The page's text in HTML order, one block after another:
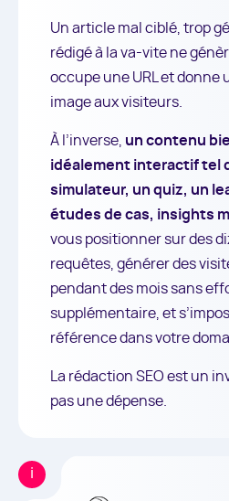
Un article mal ciblé, trop
rédigé à la va-vite ne
occupe une URL et donne
image aux visiteurs.
À l’inverse, un contenu
idéalement interactif tel
simulateur, un quiz, un
études de cas, insights
vous positionner sur des
requêtes, générer des
pendant des mois sans
supplémentaire, et
référence dans votre
La rédaction SEO est un
pas une dépense.